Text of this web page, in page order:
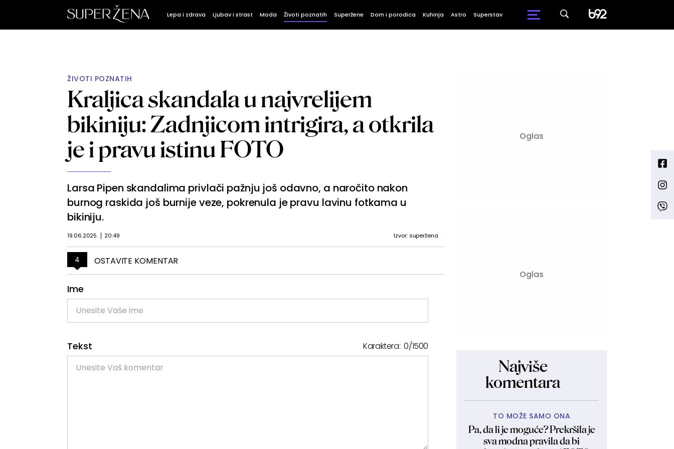
Lepa i zdrava Ljubav i strast Moda Životi poznatih Superžene Dom i porodica Kuhinja Astro Superstav
ŽIVOTI POZNATIH
Kraljica skandala u najvrelijem
bikiniju: Zadnjicom intrigira, a otkrila
je i pravu istinu FOTO
Larsa Pipen skandalima privlači pažnju još odavno, a naročito nakon
burnog raskida još burnije veze, pokrenula je pravu lavinu fotkama u
bikiniju.
19.06.2025. 20:49 Izvor: superžena
4 OSTAVITE KOMENTAR
Ime
Tekst Karaktera:0/1500
Najviše
komentara
TO MOŽE SAMO ONA
Pa, da li je moguće? Prekršila je
sva modna pravila da bi